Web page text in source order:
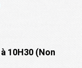
10H30 (Non